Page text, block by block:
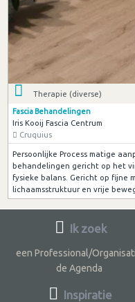
Therapie (diverse)
Fascia Behandelingen
Iris Kooij Fascia Centrum
Cruquius
Persoonlijke Process matige
behandelingen gericht op het
fysieke balans. Gericht op fijne
lichaamsstruktuur en vrije
Ik zoek
een Professional/
de Agenda
Inspiratie